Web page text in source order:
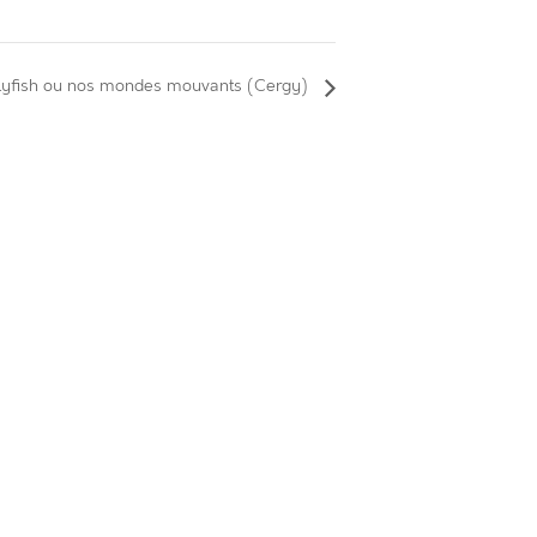
ou nos mondes mouvants (Cergy)